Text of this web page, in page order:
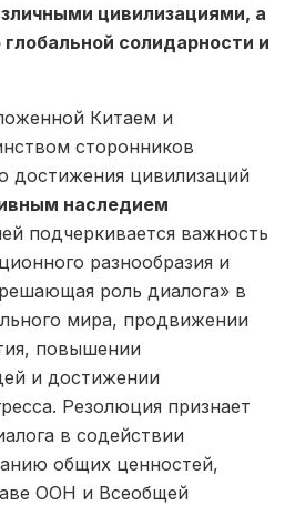
цивилизациями, а
солидарности и
Китаем и
сторонников
достижения цивилизаций
наследием
подчеркивается важность
разнообразия и
роль диалога» в
мира, продвижении
повышении
и достижении
Резолюция признает
в содействии
общих ценностей,
ООН и Всеобщей